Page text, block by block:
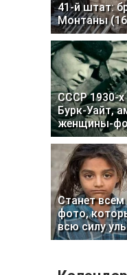
41-й штат:
Монтаны
СССР 1930-х
Бурк-Уайт,
женщины-
Станет всем
фото,
всю силу